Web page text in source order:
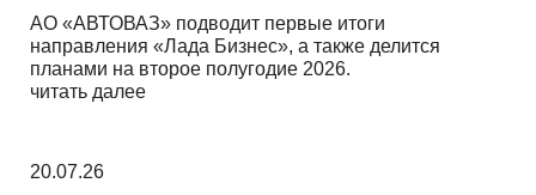
АО «АВТОВАЗ» подводит первые итоги
направления «Лада Бизнес», а также делится
планами на второе полугодие 2026.
читать далее
20.07.26